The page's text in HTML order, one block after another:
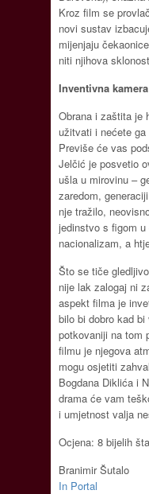
Kroz film se
novi sustav
mijenjaju
niti njihova
Inventivna
Obrana i zaštita je
užitvati i nećete ga
Previše će vas
Jelčić je posvetio
ušla u mirovinu –
zaredom,
nje tražilo,
jedinstvo s figom
nacionalizam, a
Što se tiče
nije lak zalogaj ni
aspekt filma je
bilo bi dobro kad
potkovaniji na tom
filmu je njegova
mogu osjetiti
Bogdana Diklića i
drama će vam
i umjetnost valja
Ocjena: 8 bijelih
Branimir Šutalo
In Portal